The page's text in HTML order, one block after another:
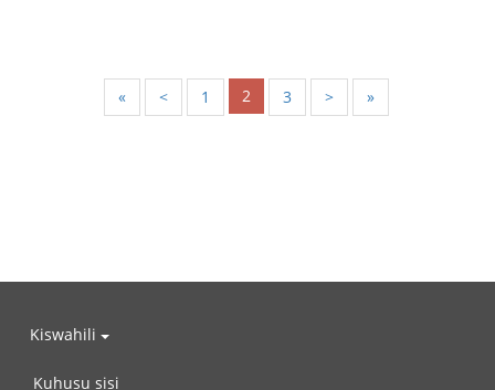
« < 1 2 3 > »
Kiswahili
Kuhusu sisi